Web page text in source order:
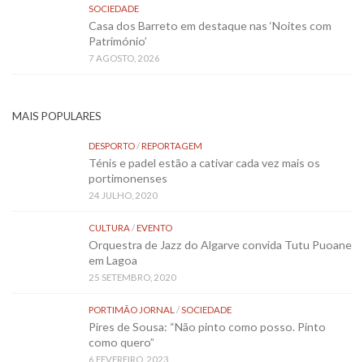
SOCIEDADE
Casa dos Barreto em destaque nas ‘Noites com
Património’
7 AGOSTO, 2026
MAIS POPULARES
DESPORTO/REPORTAGEM
Ténis e padel estão a cativar cada vez mais os
portimonenses
24 JULHO, 2020
CULTURA/EVENTO
Orquestra de Jazz do Algarve convida Tutu Puoane
em Lagoa
25 SETEMBRO, 2020
PORTIMÃO JORNAL /SOCIEDADE
Pires de Sousa: “Não pinto como posso. Pinto
como quero”
6 FEVEREIRO, 2023